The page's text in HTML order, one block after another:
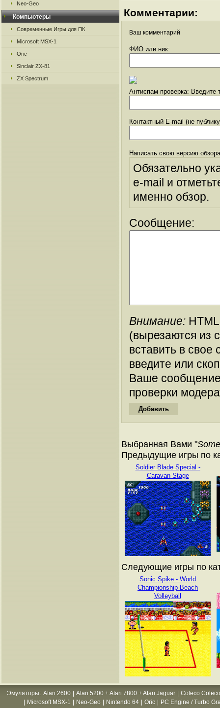
Neo-Geo
Компьютеры
Современные Игры для ПК
Microsoft MSX-1
Oric
Sinclair ZX-81
ZX Spectrum
Комментарии:
Ваш комментарий
ФИО или ник:
Антиспам проверка: Введите
Контактный E-mail (не
Написать свою версию
Обязательно
e-mail и
именно обзор.
Сообщение:
Внимание:
(вырезаются из
вставить в
введите или
Ваше
проверки
Выбранная Вами "
Предыдущие игры по
Soldier Blade Special -
Caravan Stage
Следующие игры по
Sonic Spike - World
Championship Beach
Volleyball
Эмуляторы : Atari 2600 Atari 5200 + Atari 7800 + Atari Jaguar
Coleco
Microsoft MSX-1 Neo-Geo Nintendo 64 Oric
PC Engine / Turbo